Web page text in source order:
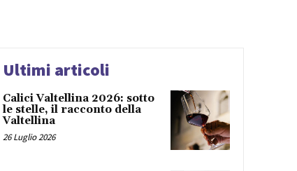
Ultimi articoli
Calici Valtellina 2026: sotto
le stelle, il racconto della
Valtellina
26 Luglio 2026